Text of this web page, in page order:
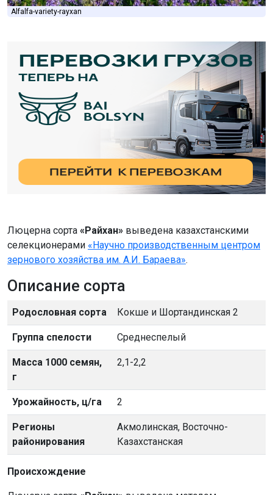
Alfalfa-variety-rayxan
Люцерна сорта «Райхан» выведена казахстанскими
селекционерами «Научно производственным центром
зернового хозяйства им. А.И. Бараева».
Описание сорта
Родословная сорта Кокше и Шортандинская 2
Группа спелости Среднеспелый
Масса 1000 семян,
г
2,1-2,2
Урожайность, ц/га 2
Регионы
районирования
Акмолинская, Восточно-
Казахстанская
Происхождение